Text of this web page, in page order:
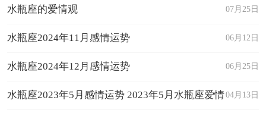
07月25日
水瓶座的爱情观
06月12日
水瓶座2024年11月感情运势
06月25日
水瓶座2024年12月感情运势
04月13日
水瓶座2023年5月感情运势 2023年5月水瓶座爱情